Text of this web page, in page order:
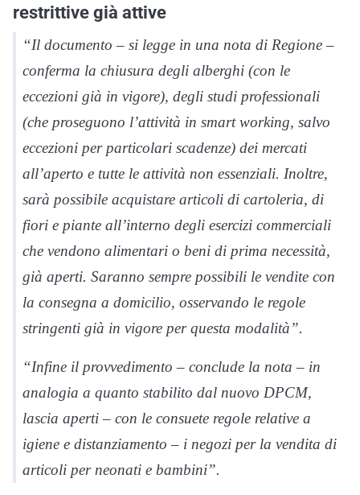
restrittive già attive
“Il documento – si legge in una nota di Regione –
conferma la chiusura degli alberghi (con le
eccezioni già in vigore), degli studi professionali
(che proseguono l’attività in smart working, salvo
eccezioni per particolari scadenze) dei mercati
all’aperto e tutte le attività non essenziali. Inoltre,
sarà possibile acquistare articoli di cartoleria, di
fiori e piante all’interno degli esercizi commerciali
che vendono alimentari o beni di prima necessità,
già aperti. Saranno sempre possibili le vendite con
la consegna a domicilio, osservando le regole
stringenti già in vigore per questa modalità”.
“Infine il provvedimento – conclude la nota – in
analogia a quanto stabilito dal nuovo DPCM,
lascia aperti – con le consuete regole relative a
igiene e distanziamento – i negozi per la vendita di
articoli per neonati e bambini”.